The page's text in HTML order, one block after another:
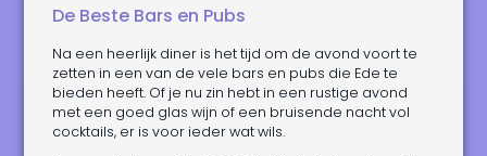
De Beste Bars en Pubs
Na een heerlijk diner is het tijd om de avond voort te
zetten in een van de vele bars en pubs die Ede te
bieden heeft. Of je nu zin hebt in een rustige avond
met een goed glas wijn of een bruisende nacht vol
cocktails, er is voor ieder wat wils.